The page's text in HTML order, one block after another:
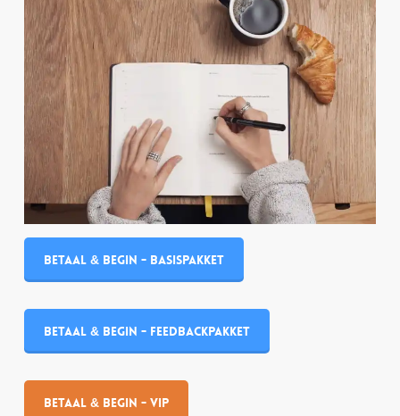
Betaal & begin - Basispakket
Betaal & begin - Feedbackpakket
Betaal & begin - VIP